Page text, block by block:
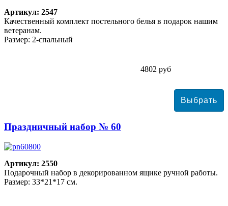
Артикул: 2547
Качественный комплект постельного белья в подарок нашим
ветеранам.
Размер: 2-спальный
4802 руб
Праздничный набор № 60
Артикул: 2550
Подарочный набор в декорированном ящике ручной работы.
Размер: 33*21*17 см.